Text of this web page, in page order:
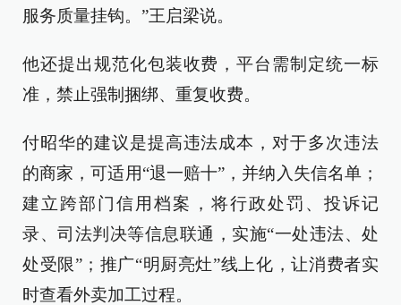
服务质量挂钩。”王启梁说。
他还提出规范化包装收费，平台需制定统一标
准，禁止强制捆绑、重复收费。
付昭华的建议是提高违法成本，对于多次违法
的商家，可适用“退一赔十”，并纳入失信名单；
建立跨部门信用档案，将行政处罚、投诉记
录、司法判决等信息联通，实施“一处违法、处
处受限”；推广“明厨亮灶”线上化，让消费者实
时查看外卖加工过程。